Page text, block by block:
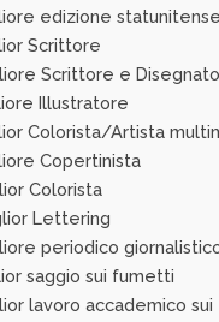
edizione
Scrittore
Scrittore e
Illustratore
Colorista/Artista
Copertinista
Colorista
Lettering
periodico
saggio sui fumetti
lavoro accademico